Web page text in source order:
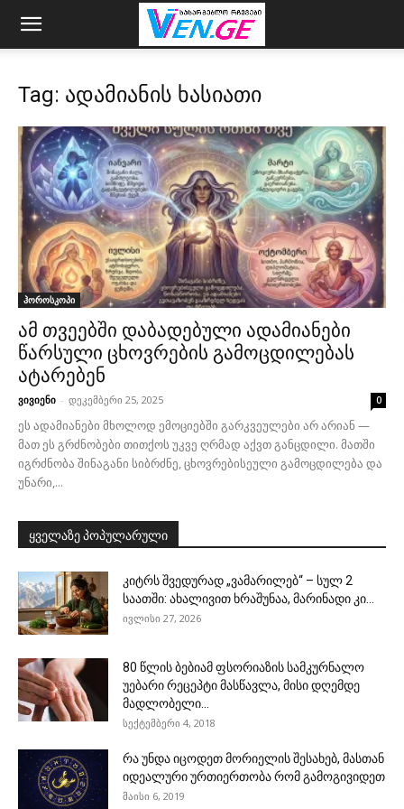
Tag: ადამიანის ხასიათი
ჰოროსკოპი
ამ თვეებში დაბადებული ადამიანები
წარსული ცხოვრების გამოცდილებას
ატარებენ
ვივიენი - დეკემბერი 25, 2025 0
ეს ადამიანები მხოლოდ ემოციებში გარკვეულები არ არიან —
მათ ეს გრძნობები თითქოს უკვე ღრმად აქვთ განცდილი. მათში
იგრძნობა შინაგანი სიბრძნე, ცხოვრებისეული გამოცდილება და
უნარი,...
ყველაზე პოპულარული
კიტრს შვედურად „ვამარილებ“ – სულ 2
საათში: ახალივით ხრაშუნაა, მარინადი კი...
ივლისი 27, 2026
80 წლის ბებიამ ფსორიაზის სამკურნალო
უებარი რეცეპტი მასწავლა, მისი დღემდე
მადლობელი...
სექტემბერი 4, 2018
რა უნდა იცოდეთ მორიელის შესახებ, მასთან
იდეალური ურთიერთობა რომ გამოგივიდეთ
მაისი 6, 2019